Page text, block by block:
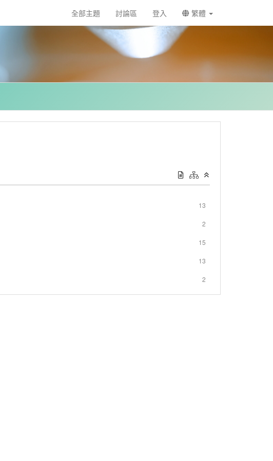
全部主題 討論區 登入 繁體
13
2
15
13
2